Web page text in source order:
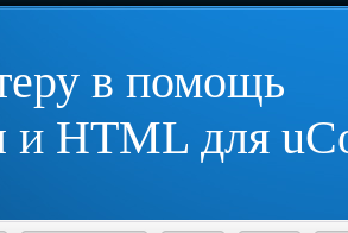
в помощь
и HTML для